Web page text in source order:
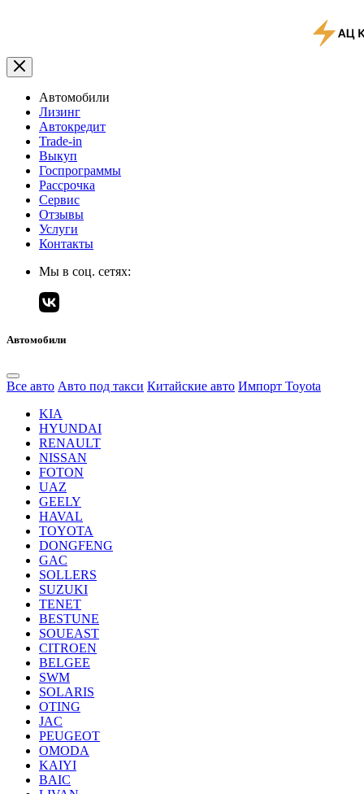
Автомобили
Лизинг
Автокредит
Trade-in
Выкуп
Госпрограммы
Рассрочка
Сервис
Отзывы
Услуги
Контакты
Мы в соц. сетях:
Автомобили
Все авто Авто под такси Китайские авто Импорт Toyota
KIA
HYUNDAI
RENAULT
NISSAN
FOTON
UAZ
GEELY
HAVAL
TOYOTA
DONGFENG
GAC
SOLLERS
SUZUKI
TENET
BESTUNE
SOUEAST
CITROEN
BELGEE
SWM
SOLARIS
OTING
JAC
PEUGEOT
OMODA
KAIYI
BAIC